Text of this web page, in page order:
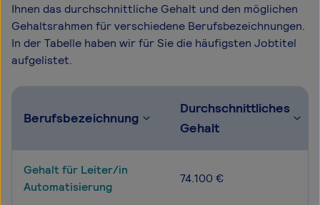
Ihnen das durchschnittliche Gehalt und den möglichen
Gehaltsrahmen für verschiedene Berufsbezeichnungen.
In der Tabelle haben wir für Sie die häufigsten Jobtitel
aufgelistet.
Berufsbezeichnung
Durchschnittliches
Gehalt
Gehalt für Leiter/in
Automatisierung
74.100 €